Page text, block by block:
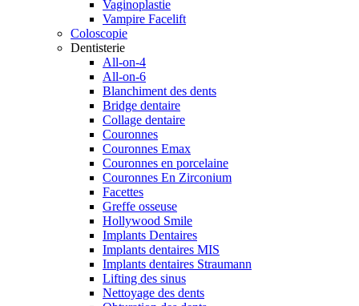
Vaginoplastie
Vampire Facelift
Coloscopie
Dentisterie
All-on-4
All-on-6
Blanchiment des dents
Bridge dentaire
Collage dentaire
Couronnes
Couronnes Emax
Couronnes en porcelaine
Couronnes En Zirconium
Facettes
Greffe osseuse
Hollywood Smile
Implants Dentaires
Implants dentaires MIS
Implants dentaires Straumann
Lifting des sinus
Nettoyage des dents